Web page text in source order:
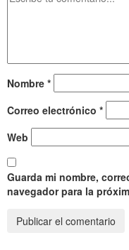
Nombre *
Correo electrónico *
Web
Guarda mi nombre,
navegador para la